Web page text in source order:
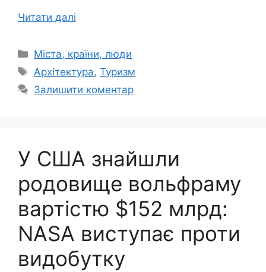
Читати далі
Категорії
Міста, країни, люди
Позначки
Архітектура,Туризм
Залишити коментар
У США знайшли
родовище вольфраму
вартістю $152 млрд:
NASA виступає проти
видобутку